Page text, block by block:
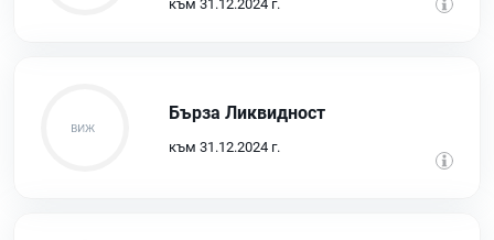
към 31.12.2024 г.
Бърза Ликвидност
към 31.12.2024 г.